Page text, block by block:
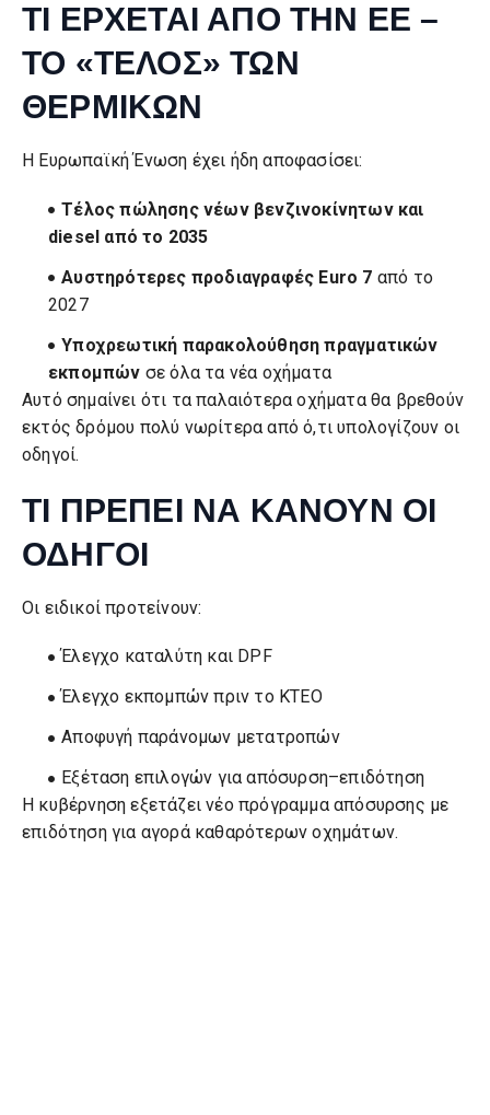
ΤΙ ΕΡΧΕΤΑΙ ΑΠΟ ΤΗΝ ΕΕ –
ΤΟ «ΤΕΛΟΣ» ΤΩΝ
ΘΕΡΜΙΚΩΝ
Η Ευρωπαϊκή Ένωση έχει ήδη αποφασίσει:
Τέλος πώλησης νέων βενζινοκίνητων και
diesel από το 2035
Αυστηρότερες προδιαγραφές Euro 7 από το
2027
Υποχρεωτική παρακολούθηση πραγματικών
εκπομπών σε όλα τα νέα οχήματα
Αυτό σημαίνει ότι τα παλαιότερα οχήματα θα βρεθούν
εκτός δρόμου πολύ νωρίτερα από ό,τι υπολογίζουν οι
οδηγοί.
ΤΙ ΠΡΕΠΕΙ ΝΑ ΚΑΝΟΥΝ ΟΙ
ΟΔΗΓΟΙ
Οι ειδικοί προτείνουν:
Έλεγχο καταλύτη και DPF
Έλεγχο εκπομπών πριν το ΚΤΕΟ
Αποφυγή παράνομων μετατροπών
Εξέταση επιλογών για απόσυρση–επιδότηση
Η κυβέρνηση εξετάζει νέο πρόγραμμα απόσυρσης με
επιδότηση για αγορά καθαρότερων οχημάτων.